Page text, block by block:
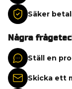
Säker
Några
Ställ en
Skicka ett